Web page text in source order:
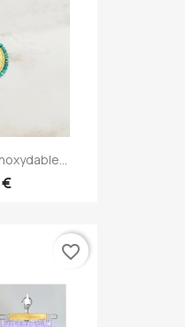
€
favorite_border